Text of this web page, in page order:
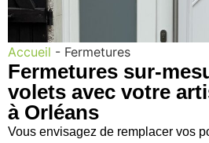
Accueil - Fermetures
Fermetures sur-
volets avec votre
à Orléans
Vous envisagez de remplacer vos